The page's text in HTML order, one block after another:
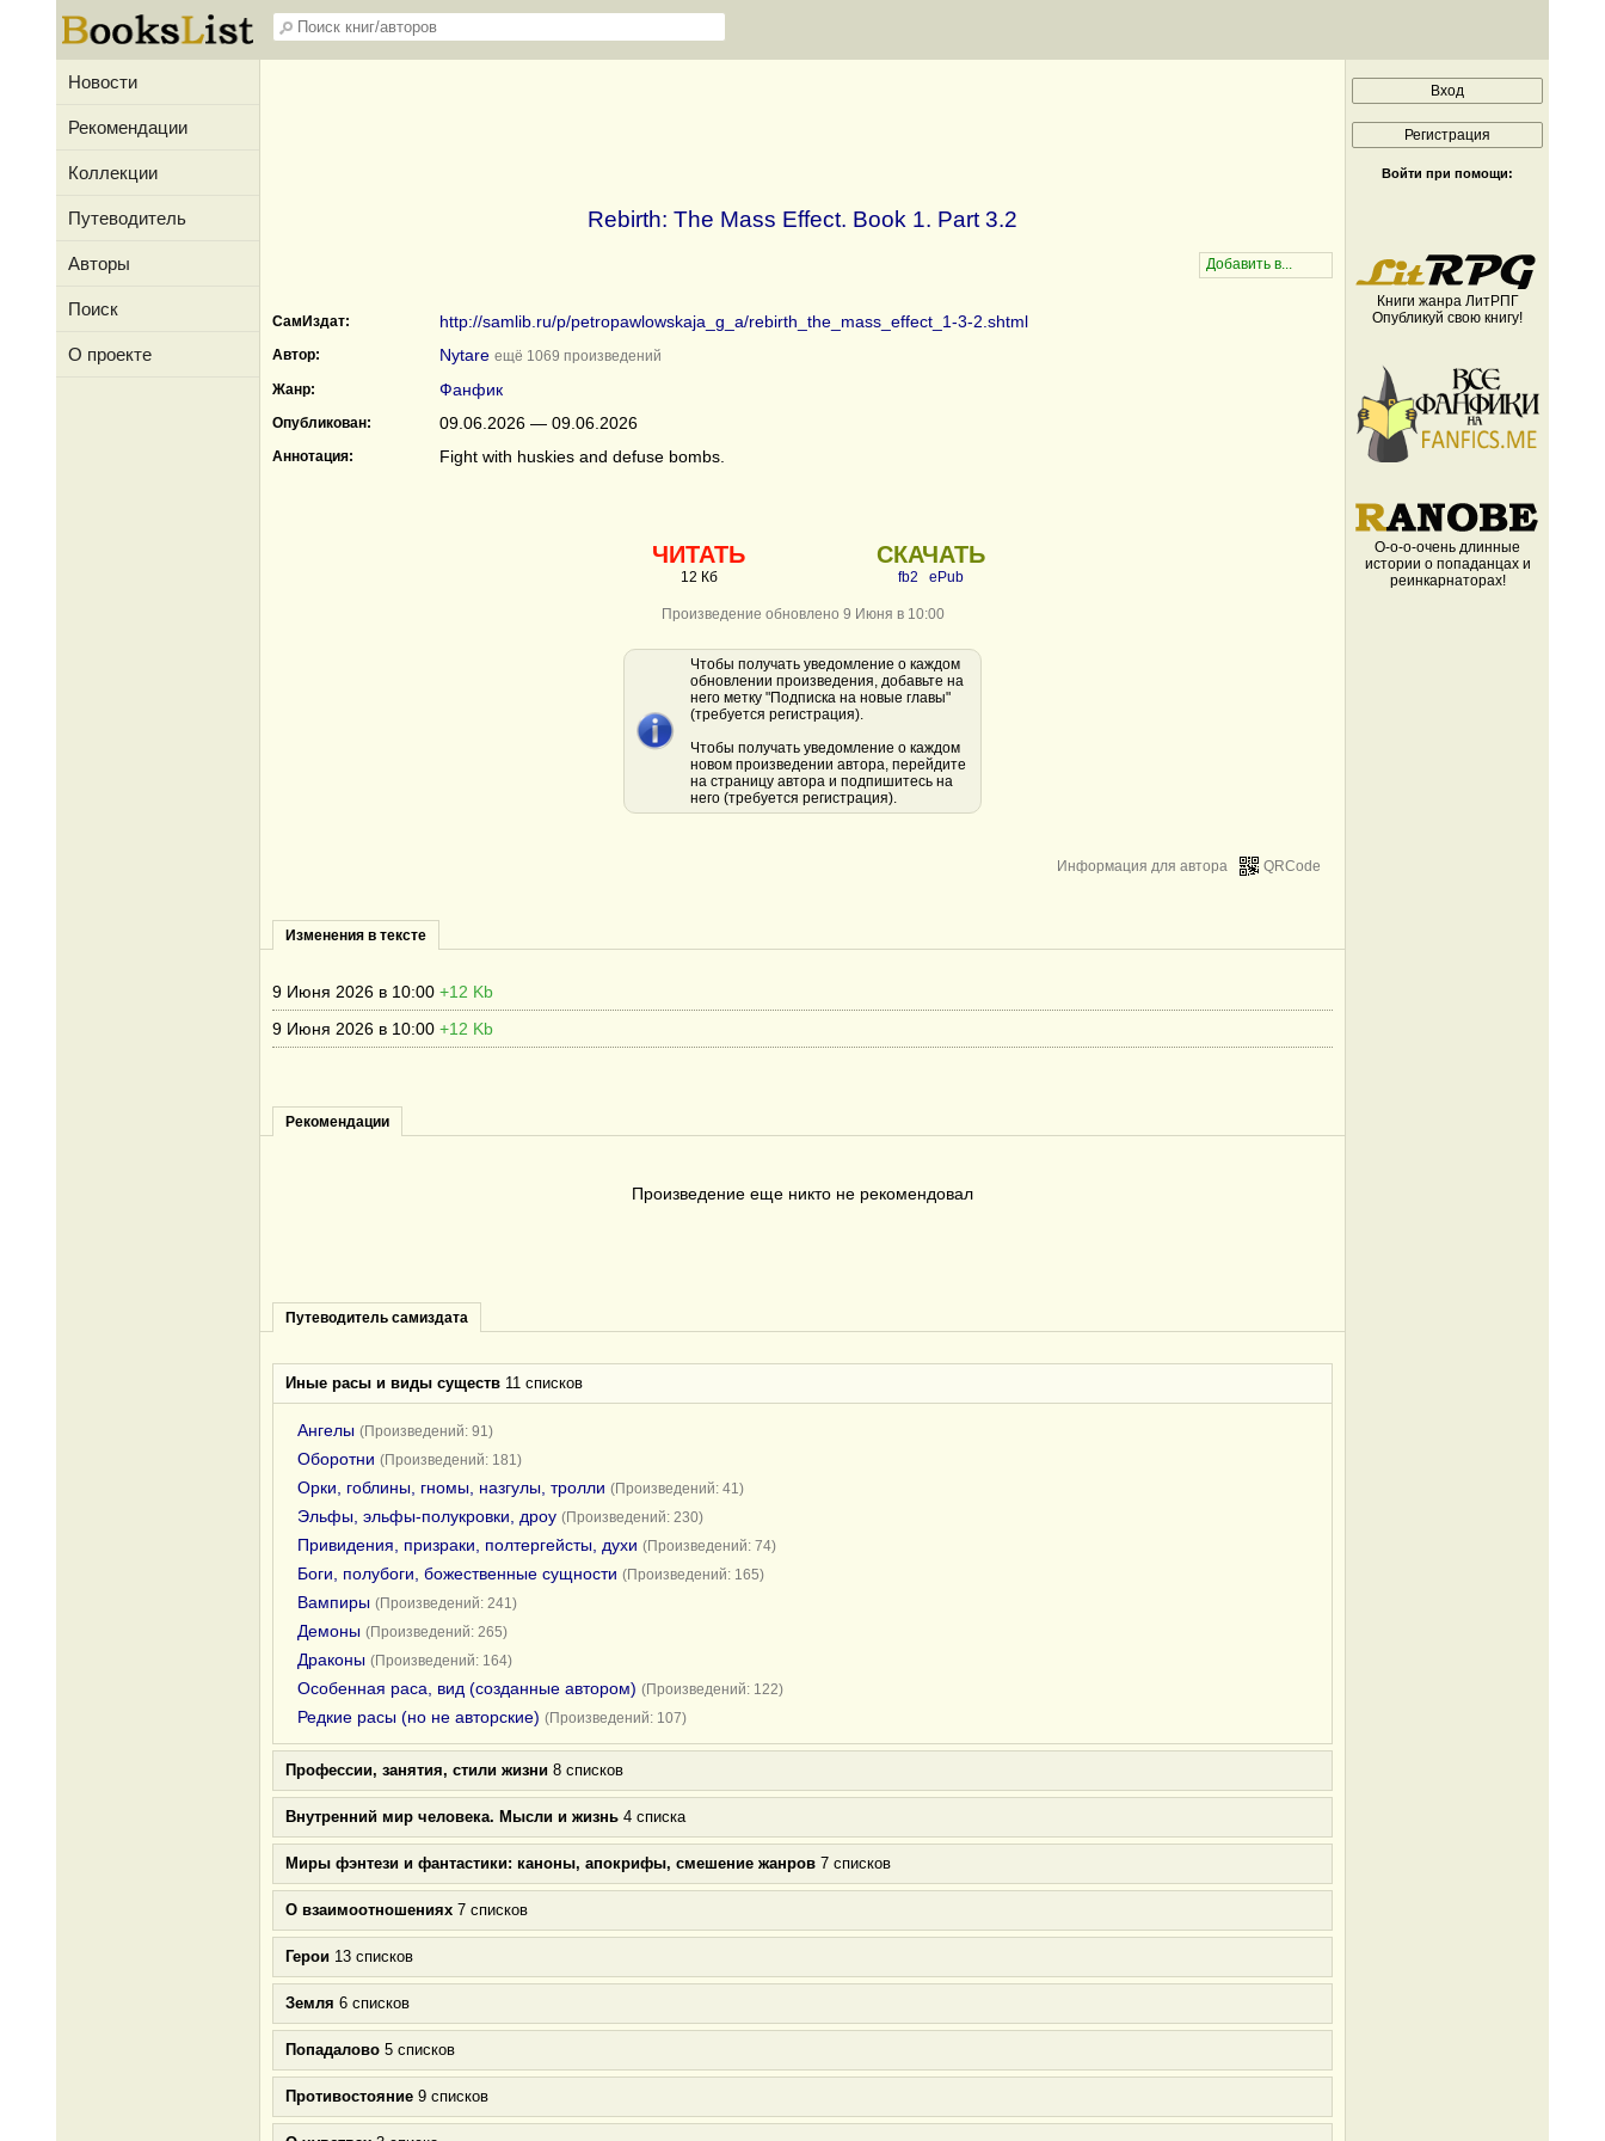
Новости
Рекомендации
Коллекции
Путеводитель
Авторы
Поиск
О проекте
Rebirth: The Mass Effect. Book 1. Part 3.2
СамИздат: http://samlib.ru/p/petropawlowskaja_g_a/rebirth_the_mass_effect_1-3-2.shtml
Автор: Nytare ещё 1069 произведений
Жанр:
Фанфик
Опубликован: 09.06.2026 — 09.06.2026
Аннотация: Fight with huskies and defuse bombs.
ЧИТАТЬ
12 Кб
СКАЧАТЬ
fb2 ePub
Произведение обновлено 9 Июня в 10:00
Чтобы получать уведомление о каждом
обновлении произведения, добавьте на
него метку "Подписка на новые главы"
(требуется регистрация).
Чтобы получать уведомление о каждом
новом произведении автора, перейдите
на страницу автора и подпишитесь на
него (требуется регистрация).
QRCode
Информация для автора
Изменения в тексте
9 Июня 2026 в 10:00 +12 Kb
9 Июня 2026 в 10:00 +12 Kb
Рекомендации
Произведение еще никто не рекомендовал
Путеводитель самиздата
Иные расы и виды существ 11 списков
Ангелы (Произведений: 91)
Оборотни (Произведений: 181)
Орки, гоблины, гномы, назгулы, тролли (Произведений: 41)
Эльфы, эльфы-полукровки, дроу (Произведений: 230)
Привидения, призраки, полтергейсты, духи (Произведений: 74)
Боги, полубоги, божественные сущности (Произведений: 165)
Вампиры (Произведений: 241)
Демоны (Произведений: 265)
Драконы (Произведений: 164)
Особенная раса, вид (созданные автором) (Произведений: 122)
Редкие расы (но не авторские) (Произведений: 107)
Профессии, занятия, стили жизни 8 списков
Внутренний мир человека. Мысли и жизнь 4 списка
Миры фэнтези и фантастики: каноны, апокрифы, смешение жанров 7 списков
О взаимоотношениях 7 списков
Герои 13 списков
Земля 6 списков
Попадалово 5 списков
Противостояние 9 списков
Войти при помощи:
Книги жанра ЛитРПГ
Опубликуй свою книгу!
О-о-о-очень длинные
истории о попаданцах и
реинкарнаторах!